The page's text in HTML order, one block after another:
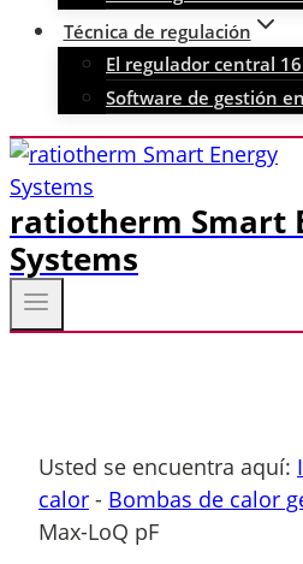
Técnica de regulación
El regulador central
Software de gestión
ratiotherm Smart
Systems
Usted se encuentra aquí:
calor - Bombas de calor
Max-LoQ pF